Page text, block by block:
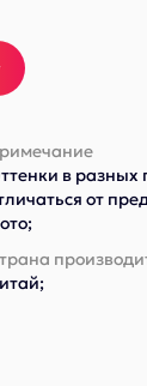
в разных
от